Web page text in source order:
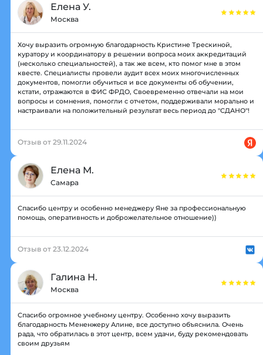
Елена У.
Москва
Хочу выразить огромную благодарность Кристине Трескиной,
куратору и координатору в решении вопроса моих аккредитаций
(несколько специальностей), а так же всем, кто помог мне в этом
квесте. Специалисты провели аудит всех моих многочисленных
документов, помогли обучиться и все документы об обучении,
кстати, отражаются в ФИС ФРДО, Своевременно отвечали на мои
вопросы и сомнения, помогли с отчетом, поддерживали морально и
настраивали на положительный результат весь период до "СДАНО"!
Отзыв от 29.11.2024
Елена М.
Самара
Спасибо центру и особенно менеджеру Яне за профессиональную
помощь, оперативность и доброжелательное отношение))
Отзыв от 23.12.2024
Галина Н.
Москва
Спасибо огромное учебному центру. Особенно хочу выразить
благодарность Мененжеру Алине, все доступно объяснила. Очень
рада, что обратилась в этот центр, всем удачи, буду рекомендовать
своим друзьям